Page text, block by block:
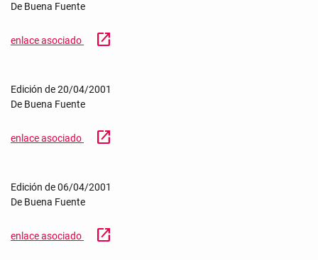
De Buena Fuente
enlace asociado open_in_new
Edición de 20/04/2001
De Buena Fuente
enlace asociado open_in_new
Edición de 06/04/2001
De Buena Fuente
enlace asociado open_in_new